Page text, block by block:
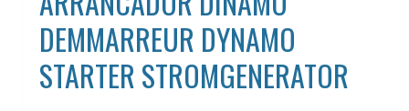
DEMMARREUR DYNAMO
STARTER STROMGENERATOR